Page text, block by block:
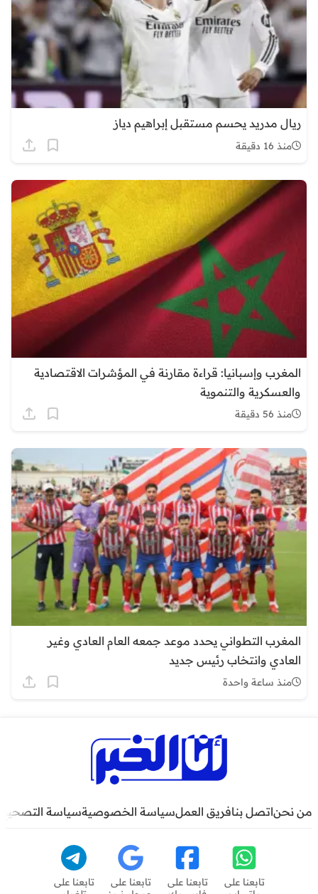
ريال مدريد يحسم مستقبل إبراهيم دياز
منذ 16 دقيقة
المغرب وإسبانيا: قراءة مقارنة في المؤشرات الاقتصادية
والعسكرية والتنموية
منذ 56 دقيقة
المغرب التطواني يحدد موعد جمعه العام العادي وغير
العادي وانتخاب رئيس جديد
منذ ساعة واحدة
من نحناتصل بنافريق العملسياسة الخصوصيةسياسة التصحيح
تابعنا على
تابعنا على
تابعنا على
تابعنا على